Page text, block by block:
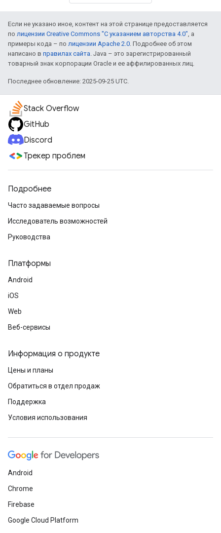
Если не указано иное, контент на этой странице предоставляется
по лицензии Creative Commons "С указанием авторства 4.0", а
примеры кода – по лицензии Apache 2.0. Подробнее об этом
написано в правилах сайта. Java – это зарегистрированный
товарный знак корпорации Oracle и ее аффилированных лиц.
Последнее обновление: 2025-09-25 UTC.
Stack Overflow
GitHub
Discord
Трекер проблем
Подробнее
Часто задаваемые вопросы
Исследователь возможностей
Руководства
Платформы
Android
iOS
Web
Веб-сервисы
Информация о продукте
Цены и планы
Обратиться в отдел продаж
Поддержка
Условия использования
Android
Chrome
Firebase
Google Cloud Platform